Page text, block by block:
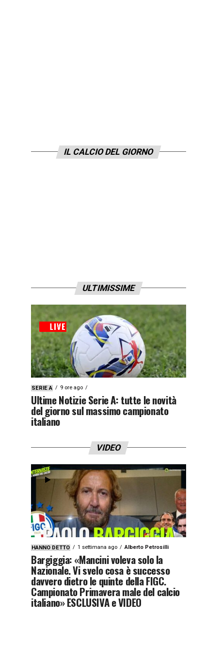
IL CALCIO DEL GIORNO
ULTIMISSIME
SERIE A 9 ore ago
Ultime Notizie Serie A: tutte le novità
del giorno sul massimo campionato
italiano
VIDEO
HANNO DETTO 1 settimana ago Alberto Petrosilli
Bargiggia: «Mancini voleva solo la
Nazionale. Vi svelo cosa è successo
davvero dietro le quinte della FIGC.
Campionato Primavera male del calcio
italiano» ESCLUSIVA e VIDEO